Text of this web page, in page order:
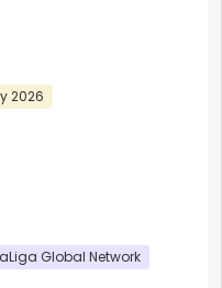
2026
Global Network